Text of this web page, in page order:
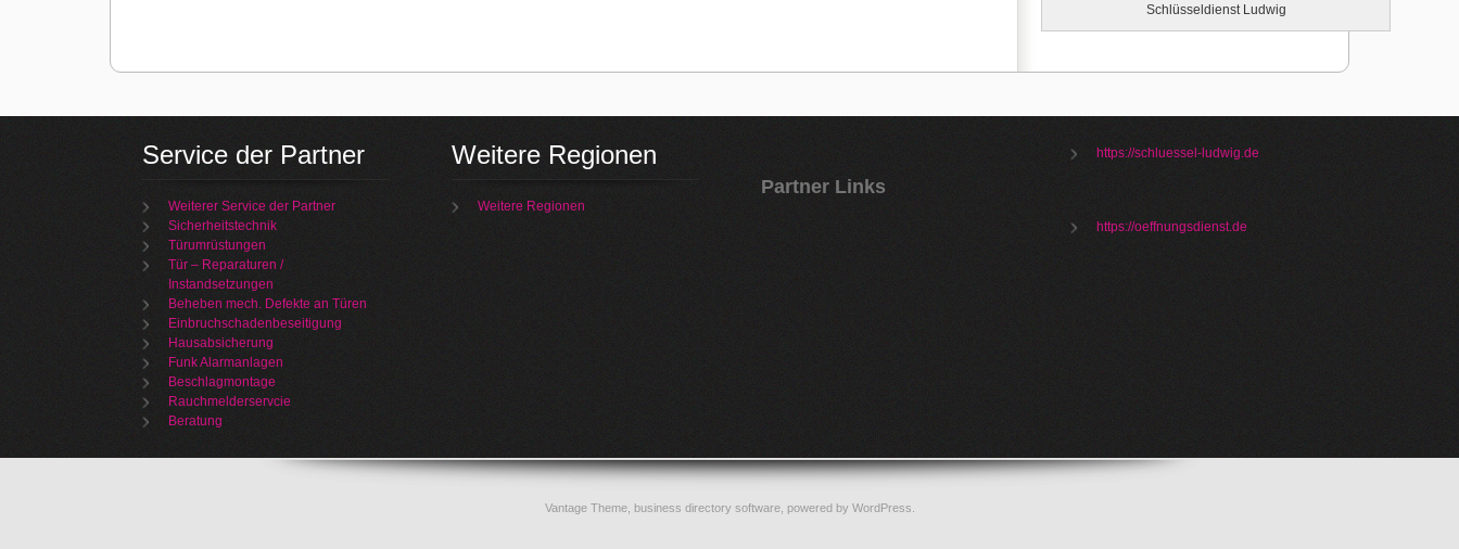
Schlüsseldienst Ludwig
Service der Partner
Weiterer Service der Partner
Sicherheitstechnik
Türumrüstungen
Tür – Reparaturen /
Instandsetzungen
Beheben mech. Defekte an Türen
Einbruchschadenbeseitigung
Hausabsicherung
Funk Alarmanlagen
Beschlagmontage
Rauchmelderservcie
Beratung
Weitere Regionen
Weitere Regionen
Partner Links
https://schluessel-ludwig.de
https://oeffnungsdienst.de
Vantage Theme, business directory software, powered by WordPress